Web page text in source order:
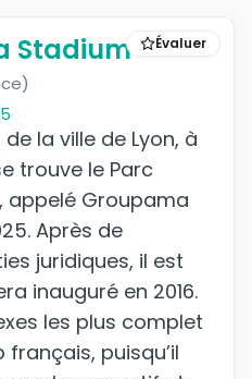
Évaluer
Stadium
la ville de Lyon, à
trouve le Parc
appelé Groupama
Après de
juridiques, il est
inauguré en 2016.
les plus complet
puisqu’il